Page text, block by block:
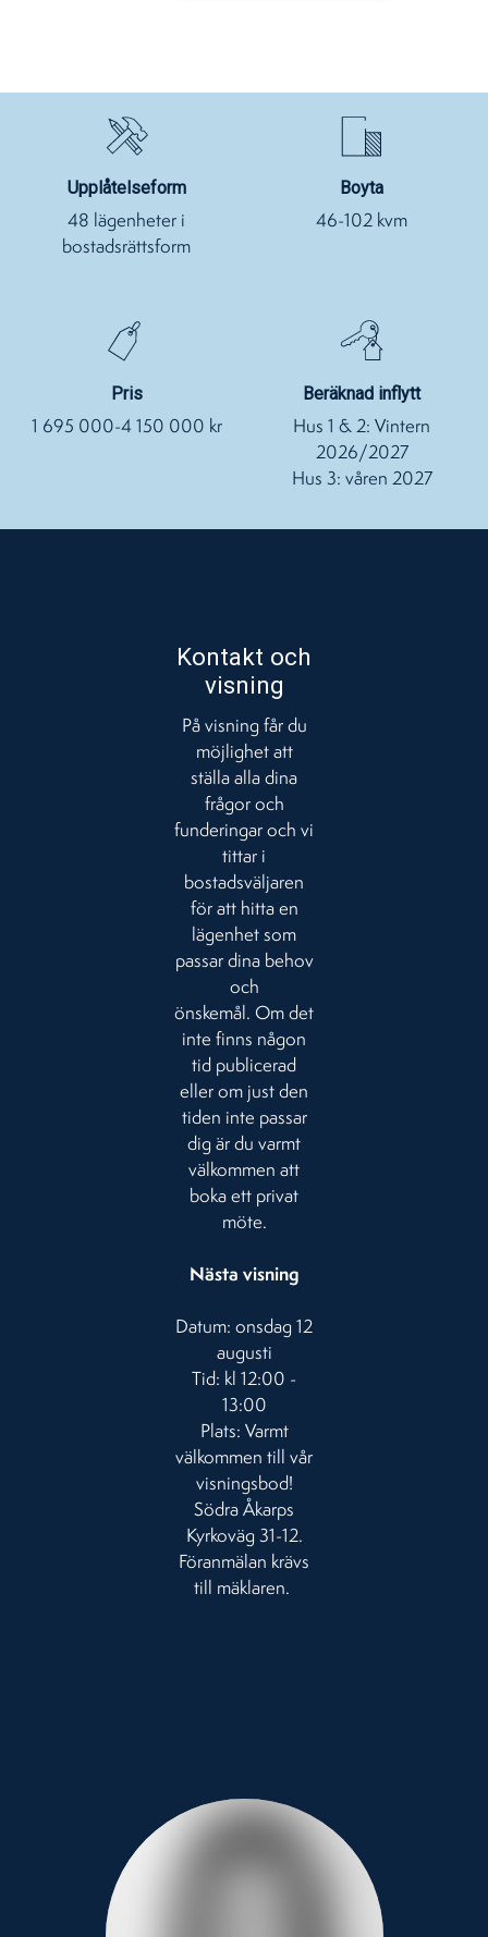
Upplåtelseform
48 lägenheter i
bostadsrättsform
Boyta
46-102 kvm
Pris
1 695 000-4 150 000 kr
Beräknad inflytt
Hus 1 & 2: Vintern
2026/2027
Hus 3: våren 2027
Kontakt och
visning
På visning får du
möjlighet att
ställa alla dina
frågor och
funderingar och vi
tittar i
bostadsväljaren
för att hitta en
lägenhet som
passar dina behov
och
önskemål. Om det
inte finns någon
tid publicerad
eller om just den
tiden inte passar
dig är du varmt
välkommen att
boka ett privat
möte.
Nästa visning
Datum: onsdag 12
augusti
Tid: kl 12:00 -
13:00
Plats: Varmt
välkommen till vår
visningsbod!
Södra Åkarps
Kyrkoväg 31-12.
Föranmälan krävs
till mäklaren.